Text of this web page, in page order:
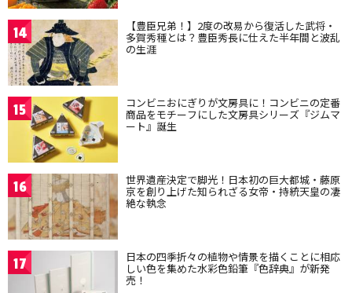
14 【豊臣兄弟！】2度の改易から復活した武将・
多賀秀種とは？豊臣秀長に仕えた半年間と波乱
の生涯
15 コンビニおにぎりが文房具に！コンビニの定番
商品をモチーフにした文房具シリーズ『ジムマ
ート』誕生
16 世界遺産決定で脚光！日本初の巨大都城・藤原
京を創り上げた知られざる女帝・持統天皇の凄
絶な執念
17 日本の四季折々の植物や情景を描くことに相応
しい色を集めた水彩色鉛筆『色辞典』が新発
売！